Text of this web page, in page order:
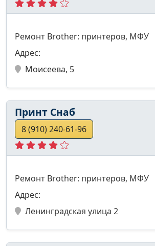
Ремонт Brother: принтеров, МФУ
Адрес:
Моисеева, 5
Принт Снаб
8 (910) 240-61-96
Ремонт Brother: принтеров, МФУ
Адрес:
Ленинградская улица 2